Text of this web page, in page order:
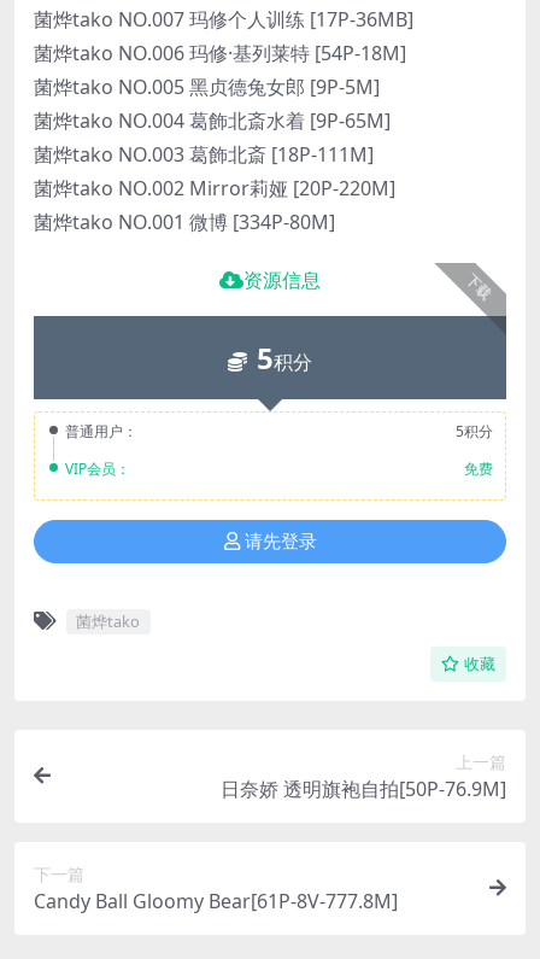
菌烨tako NO.007 玛修个人训练 [17P-36MB]
菌烨tako NO.006 玛修·基列莱特 [54P-18M]
菌烨tako NO.005 黑贞德兔女郎 [9P-5M]
菌烨tako NO.004 葛飾北斎水着 [9P-65M]
菌烨tako NO.003 葛飾北斎 [18P-111M]
菌烨tako NO.002 Mirror莉娅 [20P-220M]
菌烨tako NO.001 微博 [334P-80M]
下载
资源信息
5积分
普通用户：
5积分
VIP会员：
免费
请先登录
菌烨tako
收藏
上一篇
日奈娇 透明旗袍自拍[50P-76.9M]
下一篇
Candy Ball Gloomy Bear[61P-8V-777.8M]